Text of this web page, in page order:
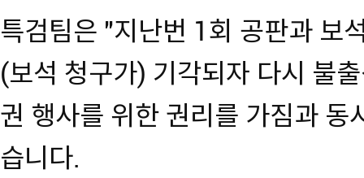
특검팀은 "지난번 1회 공판과 보
(보석 청구가) 기각되자 다시 불
권 행사를 위한 권리를 가짐과 동
습니다.